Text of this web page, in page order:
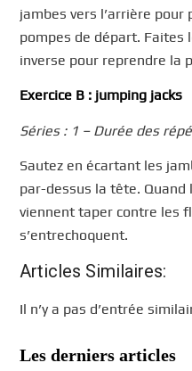
jambes vers l’arrière
pompes de départ. Faites
inverse pour reprendre la
Exercice B : jumping jacks
Séries : 1 – Durée des
Sautez en écartant les
par-dessus la tête.
viennent taper contre les
s’entrechoquent.
Articles Similaires:
Il n’y a pas d’entrée
Les derniers articles